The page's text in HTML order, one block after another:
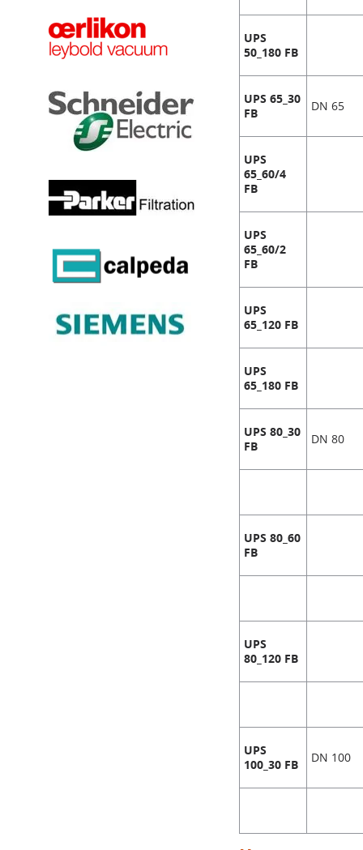
UPS
50_180 FB
UPS 65_30
FB
DN 65
UPS
65_60/4
FB
UPS
65_60/2
FB
UPS
65_120 FB
UPS
65_180 FB
UPS 80_30
FB
DN 80
UPS 80_60
FB
UPS
80_120 FB
UPS
100_30 FB
DN 100